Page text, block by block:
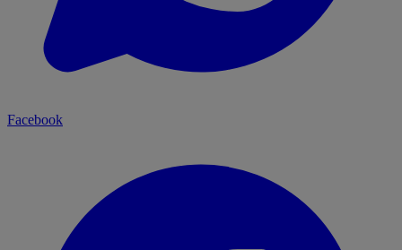
Facebook